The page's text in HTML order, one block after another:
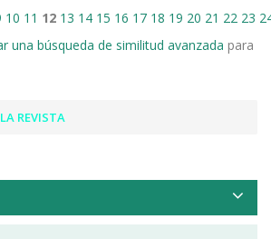
10 11 12 13 14 15 16 17 18 19 20 21 22 23
una búsqueda de similitud avanzada para
REVISTA